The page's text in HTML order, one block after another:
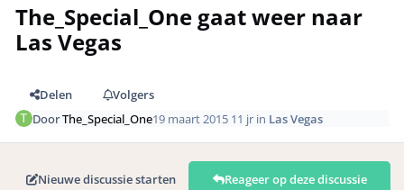
The_Special_One gaat weer naar
Las Vegas
Delen
Volgers
DoorThe_Special_One19 maart 2015 11 jr in Las Vegas
Nieuwe discussie starten Reageer op deze discussie